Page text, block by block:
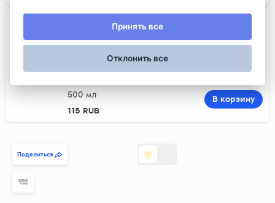
500 мл
115 RUB
В корзину
Поделиться
Принять все
Отклонить все